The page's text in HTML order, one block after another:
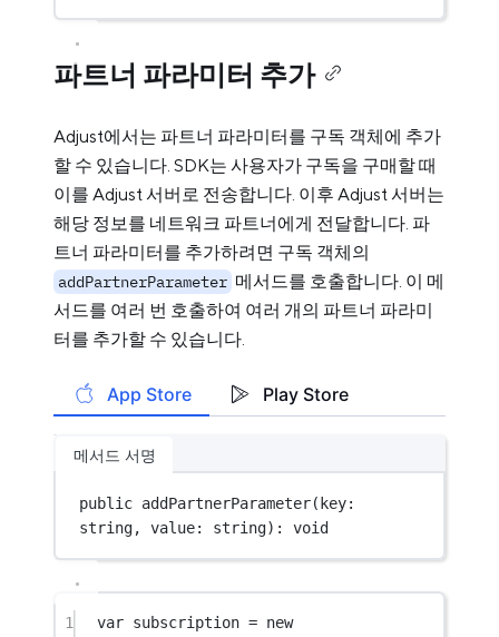
파트너 파라미터 추가
Adjust에서는 파트너 파라미터를 구독 객체에 추가
할 수 있습니다. SDK는 사용자가 구독을 구매할 때
이를 Adjust 서버로 전송합니다. 이후 Adjust 서버는
해당 정보를 네트워크 파트너에게 전달합니다. 파
트너 파라미터를 추가하려면 구독 객체의
addPartnerParameter 메서드를 호출합니다. 이 메
서드를 여러 번 호출하여 여러 개의 파트너 파라미
터를 추가할 수 있습니다.
App Store Play Store
메서드 서명
public addPartnerParameter(key:
string, value: string): void
1 var subscription = new